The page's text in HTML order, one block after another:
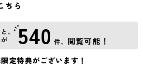
ちら
、 540 件、 閲覧可能！
定特典がございます！